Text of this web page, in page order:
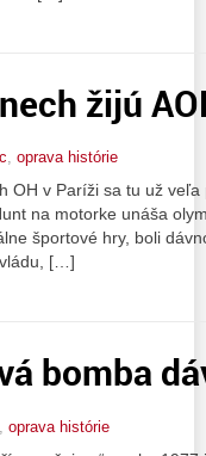
žijú
, oprava histórie
OH v Paríži sa tu už
na motorke unáša
športové hry, boli
[…]
bomba
oprava histórie